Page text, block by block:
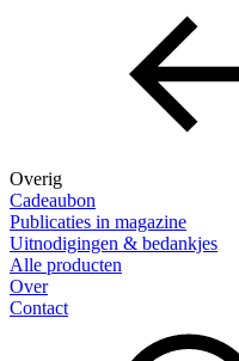
Overig
Cadeaubon
Publicaties in magazine
Uitnodigingen & bedankjes
Alle producten
Over
Contact